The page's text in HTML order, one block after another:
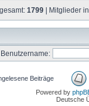
1799 | Mitglieder
Benutzername:
Beiträge
Powered by
Deutsche